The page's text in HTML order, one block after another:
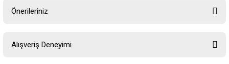
Önerileriniz
Bu ürünün fiyat bilgisi, resim, ürün açıklamalarında ve diğer konularda
yetersiz gördüğünüz noktaları öneri formunu kullanarak tarafımıza
Alışveriş Deneyimi